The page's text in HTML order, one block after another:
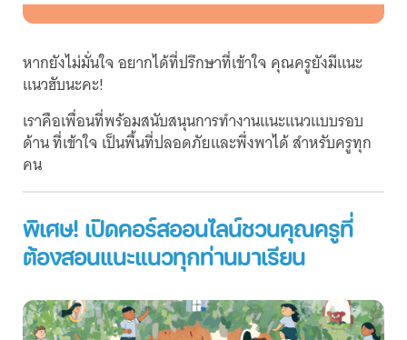
หากยังไม่มั่นใจ อยากได้ที่ปรึกษาที่เข้าใจ คุณครูยังมีแนะ
แนวฮับนะคะ!
เราคือเพื่อนที่พร้อมสนับสนุนการทำงานแนะแนวแบบรอบ
ด้าน ที่เข้าใจ เป็นพื้นที่ปลอดภัยและพึ่งพาได้ สำหรับครูทุก
คน
พิเศษ! เปิดคอร์สออนไลน์ชวนคุณครูที่
ต้องสอนแนะแนวทุกท่านมาเรียน